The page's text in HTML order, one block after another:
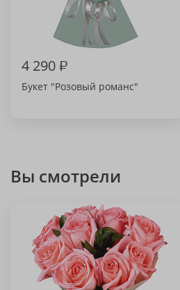
4 290₽
Букет "Розовый романс"
Вы смотрели